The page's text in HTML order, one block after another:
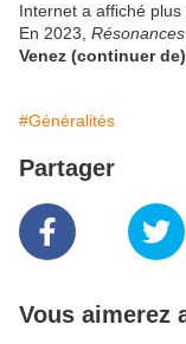
Internet a affiché
En 2023, Résonances
Venez (continuer
#Généralités
Partager
Vous aimerez